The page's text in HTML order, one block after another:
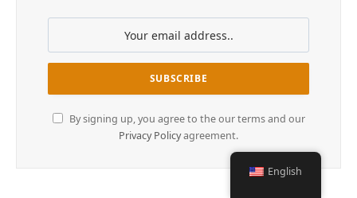
By signing up, you agree to the our terms and our
Privacy Policyagreement.
English